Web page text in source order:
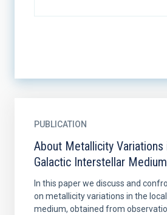
PUBLICATION
About Metallicity Variations
Galactic Interstellar Medium
In this paper we discuss and
on metallicity variations in the
medium, obtained from